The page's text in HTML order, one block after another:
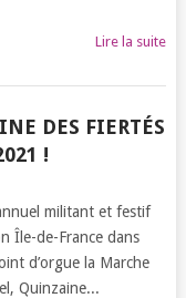
Lire la suite
DES FIERTÉS
!
militant et festif
Île-de-France dans
d’orgue la Marche
Quinzaine...